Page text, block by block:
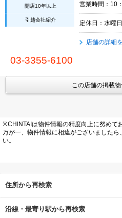
開店10年以上
引越会社紹介
営業時間：10
定休日：水曜日
店舗の詳細
03-3355-6100
この店舗の掲載
※CHINTAIは物件情報の精度向上に努めて
万が一、物件情報に相違がございましたら、
い。
住所から再検索
沿線・最寄り駅から再検索